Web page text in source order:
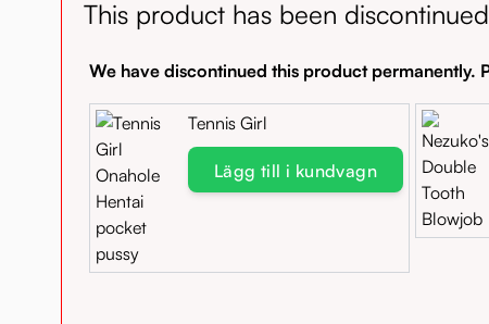
This product has been
We have discontinued this product
Tennis Girl
Lägg till i kundvagn